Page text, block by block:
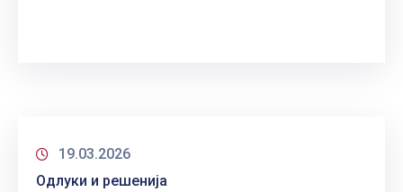
19.03.2026
Одлуки и решенија